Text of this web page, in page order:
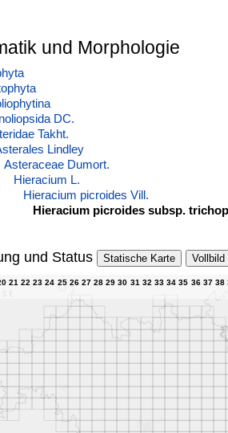
und Morphologie
DC.
Takht.
Lindley
Asteraceae Dumort.
Hieracium L.
Hieracium picroides Vill.
Hieracium picroides subsp.
und Status Statische Karte Vollbild